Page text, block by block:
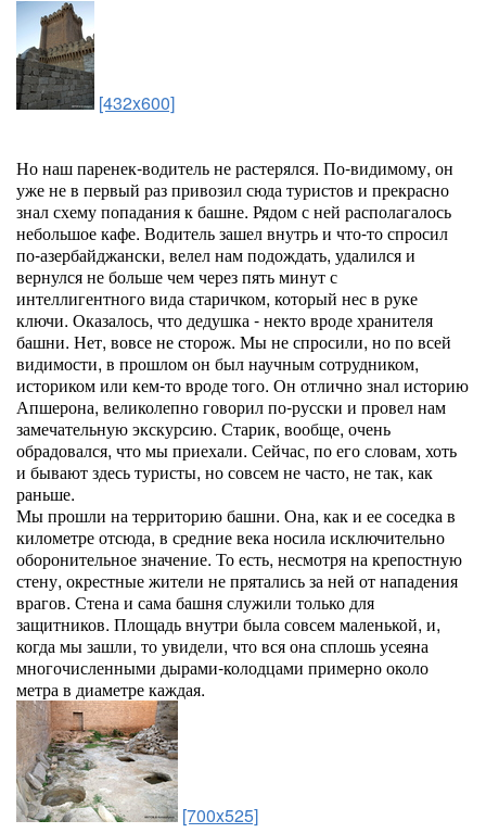
[432x600]
Но наш паренек-водитель не растерялся. По-видимому, он
уже не в первый раз привозил сюда туристов и прекрасно
знал схему попадания к башне. Рядом с ней располагалось
небольшое кафе. Водитель зашел внутрь и что-то спросил
по-азербайджански, велел нам подождать, удалился и
вернулся не больше чем через пять минут с
интеллигентного вида старичком, который нес в руке
ключи. Оказалось, что дедушка - некто вроде хранителя
башни. Нет, вовсе не сторож. Мы не спросили, но по всей
видимости, в прошлом он был научным сотрудником,
историком или кем-то вроде того. Он отлично знал историю
Апшерона, великолепно говорил по-русски и провел нам
замечательную экскурсию. Старик, вообще, очень
обрадовался, что мы приехали. Сейчас, по его словам, хоть
и бывают здесь туристы, но совсем не часто, не так, как
раньше.
Мы прошли на территорию башни. Она, как и ее соседка в
километре отсюда, в средние века носила исключительно
оборонительное значение. То есть, несмотря на крепостную
стену, окрестные жители не прятались за ней от нападения
врагов. Стена и сама башня служили только для
защитников. Площадь внутри была совсем маленькой, и,
когда мы зашли, то увидели, что вся она сплошь усеяна
многочисленными дырами-колодцами примерно около
метра в диаметре каждая.
[700x525]